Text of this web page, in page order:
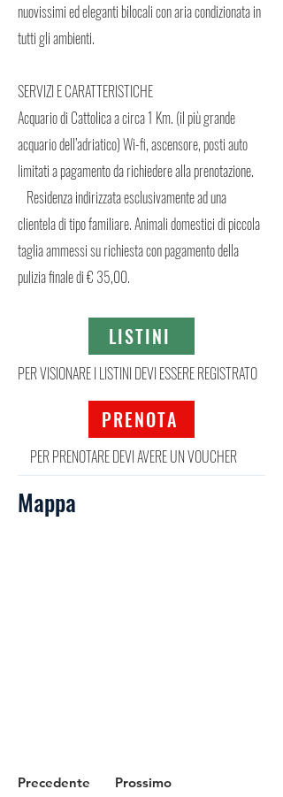
nuovissimi ed eleganti bilocali con aria condizionata in
tutti gli ambienti.
SERVIZI E CARATTERISTICHE
Acquario di Cattolica a circa 1 Km. (il più grande
acquario dell’adriatico) Wi-fi, ascensore, posti auto
limitati a pagamento da richiedere alla prenotazione.
Residenza indirizzata esclusivamente ad una
clientela di tipo familiare. Animali domestici di piccola
taglia ammessi su richiesta con pagamento della
pulizia finale di € 35,00.
LISTINI
PER VISIONARE I LISTINI DEVI ESSERE REGISTRATO
PRENOTA
PER PRENOTARE DEVI AVERE UN VOUCHER
Mappa
Precedente Prossimo